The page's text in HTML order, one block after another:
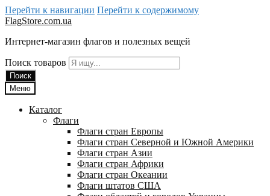
Перейти к навигации Перейти к содержимому
FlagStore.com.ua
Интернет-магазин флагов и полезных вещей
Поиск товаров
Поиск
Меню
Каталог
Флаги
Флаги стран Европы
Флаги стран Северной и Южной Америки
Флаги стран Азии
Флаги стран Африки
Флаги стран Океании
Флаги штатов США